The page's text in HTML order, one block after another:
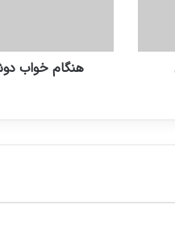
هنگام خواب